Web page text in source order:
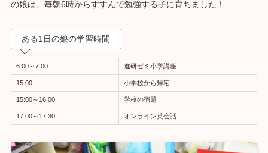
の娘は、毎朝6時からすすんで勉強する子に育ちました！
ある1日の娘の学習時間
6:00～7:00 進研ゼミ小学講座
15:00 小学校から帰宅
15:00～16:00 学校の宿題
17:00～17:30 オンライン英会話